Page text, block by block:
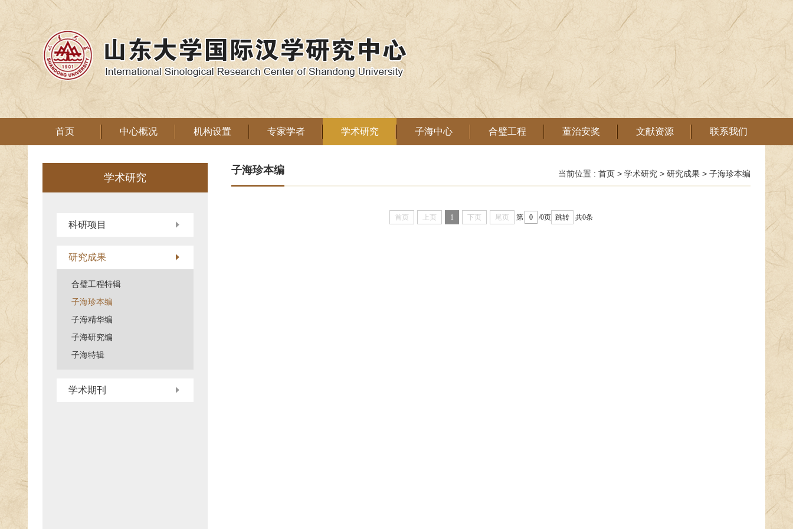
首页 中心概况 机构设置 专家学者 学术研究 子海中心 合璧工程 董治安奖 文献资源 联系我们
学术研究
科研项目
研究成果
合璧工程特辑
子海珍本编
子海精华编
子海研究编
子海特辑
学术期刊
子海珍本编 当前位置 : 首页 > 学术研究 > 研究成果 > 子海珍本编
首页 上页 1 下页 尾页 第 /0页 跳转 共0条